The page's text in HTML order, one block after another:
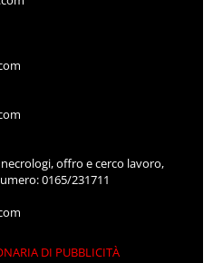
offro e cerco lavoro,
0165/231711
DI PUBBLICITÀ